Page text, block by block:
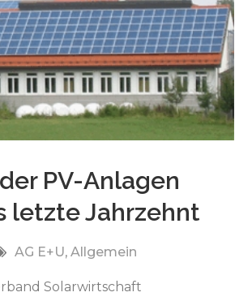
PV-Anlagen
letzte Jahrzehnt
AG E+U,Allgemein
Solarwirtschaft